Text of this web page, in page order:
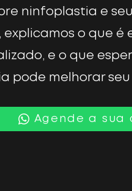
ninfoplastia e
explicamos o que é
e o que
pode melhorar
Agende a sua